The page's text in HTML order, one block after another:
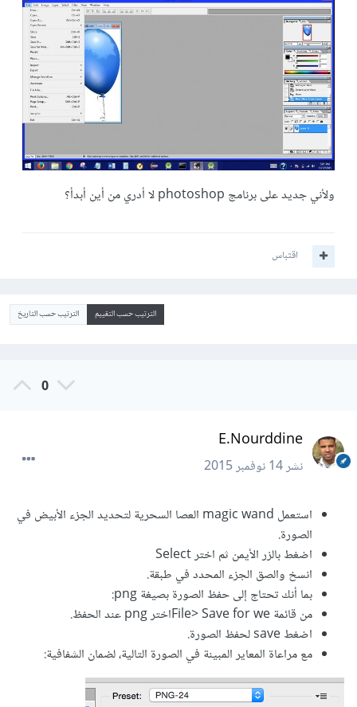
ولأني جديد على برنامج photoshop لا أدري من أين أبدأ؟
اقتباس
الترتيب حسب التقييم الترتيب حسب التاريخ
0
E.Nourddine
نشر14 نوفمبر 2015
استعمل magic wand العصا السحرية لتحديد الجزء الأبيض في
الصورة.
اضغط بالزر الأيمن ثم اختر Select
انسخ والصق الجزء المحدد في طبقة.
بما أنك تحتاج إلى حفظ الصورة بصيغة png:
من قائمة File> Save for weاختر png عند الحفظ.
اضغط save لحفظ الصورة.
مع مراعاة المعاير المبينة في الصورة التالية، لضمان الشفافية: